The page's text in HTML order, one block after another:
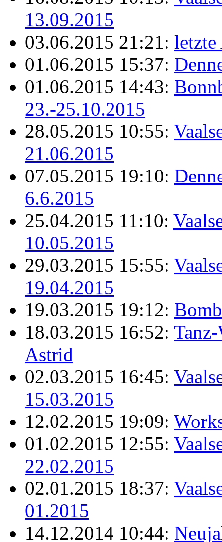
13.09.2015
03.06.2015 21:21:
01.06.2015 15:37:
01.06.2015 14:43:
23.-25.10.2015
28.05.2015 10:55:
21.06.2015
07.05.2015 19:10:
6.6.2015
25.04.2015 11:10:
10.05.2015
29.03.2015 15:55:
19.04.2015
19.03.2015 19:12:
18.03.2015 16:52:
Astrid
02.03.2015 16:45:
15.03.2015
12.02.2015 19:09:
01.02.2015 12:55:
22.02.2015
02.01.2015 18:37:
01.2015
14.12.2014 10:44: